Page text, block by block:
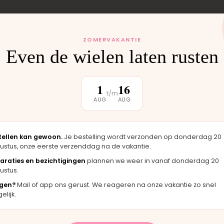
wij het
weer buiten.
er
★★★★★
onderdeel werd er direct opgezet. Klaar
ZOMERVAKANTIE
Even de wielen laten rusten
1
AUG
t/m16
AUG
kan gewoon. Je bestelling wordt verzonden op donderdag 20
onze eerste verzenddag na de vakantie.
en bezichtigingen plannen we weer in vanaf donderdag 20
Mail of app ons gerust. We reageren na onze vakantie zo snel